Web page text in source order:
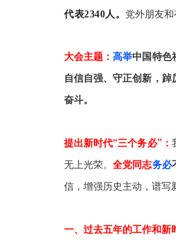
代表2340人。 党外朋友和
大会主题：高举中国特色
自信自强、守正创新，
奋斗。
提出新时代“三个务必”：
无上光荣。全党同志务必
信，增强历史主动，谱写
一、过去五年的工作和新